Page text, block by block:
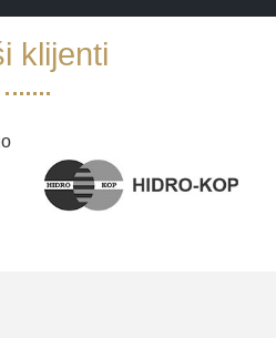
klijenti